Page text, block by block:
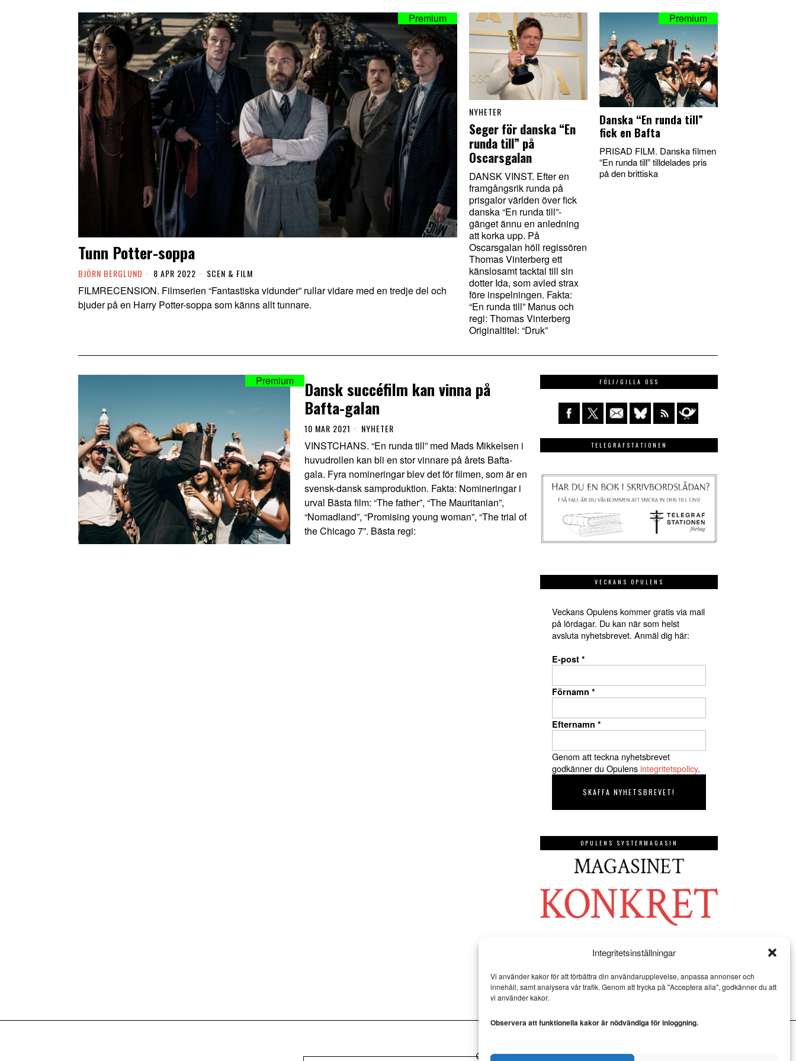
Integritetsinställningar
Vi använder kakor för att förbättra din användarupplevelse, anpassa annonser och
innehåll, samt analysera vår trafik. Genom att trycka på "Acceptera alla", godkänner du att
vi använder kakor.
Observera att funktionella kakor är nödvändiga för inloggning.
Tunn Potter-soppa
BJÖRN BERGLUND 8 APR 2022 SCEN & FILM
FILMRECENSION. Filmserien “Fantastiska vidunder” rullar vidare med en tredje del och
bjuder på en Harry Potter-soppa som känns allt tunnare.
NYHETER
Seger för danska “En
runda till” på
Oscarsgalan
DANSK VINST. Efter en
framgångsrik runda på
prisgalor världen över fick
danska “En runda till”-
gänget ännu en anledning
att korka upp. På
Oscarsgalan höll regissören
Thomas Vinterberg ett
känslosamt tacktal till sin
dotter Ida, som avled strax
före inspelningen. Fakta:
“En runda till” Manus och
regi: Thomas Vinterberg
Originaltitel: “Druk”
Danska “En runda till”
fick en Bafta
PRISAD FILM. Danska filmen
“En runda till” tilldelades pris
på den brittiska
Dansk succéfilm kan vinna på
Bafta-galan
10 MAR 2021 NYHETER
VINSTCHANS. “En runda till” med Mads Mikkelsen i
huvudrollen kan bli en stor vinnare på årets Bafta-
gala. Fyra nomineringar blev det för filmen, som är en
svensk-dansk samproduktion. Fakta: Nomineringar i
urval Bästa film: “The father”, “The Mauritanian”,
“Nomadland”, “Promising young woman”, “The trial of
the Chicago 7”. Bästa regi:
FÖLJ/GILLA OSS
TELEGRAFSTATIONEN
VECKANS OPULENS
Veckans Opulens kommer gratis via mail
på lördagar. Du kan när som helst
avsluta nyhetsbrevet. Anmäl dig här:
E-post *
Förnamn *
Efternamn *
Genom att teckna nyhetsbrevet
godkänner du Opulensintegritetspolicy.
OPULENS SYSTERMAGASIN